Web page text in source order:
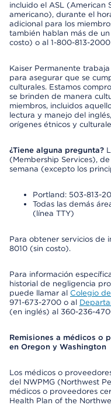
incluido el ASL (American
americano), durante el
adicional para los
también hablan más de
costo) o al 1-800-813-
Kaiser Permanente
para asegurar que se
culturales. Estamos
se brinden de manera
miembros, incluidos
lectura y manejo del
orígenes étnicos y
¿Tiene alguna pregunta?
(Membership Services),
semana (excepto los
Portland: 503-813-
Todas las demás
(línea TTY)
Para obtener servicios de
8010 (sin costo).
Para información
historial de negligencia
puede llamar al Colegio
971-673-2700 o al
(en inglés) al 360-236-
Remisiones a médicos o
en Oregon y Washington
Los médicos o
del NWPMG (Northwest
médicos o proveedores
Health Plan of the